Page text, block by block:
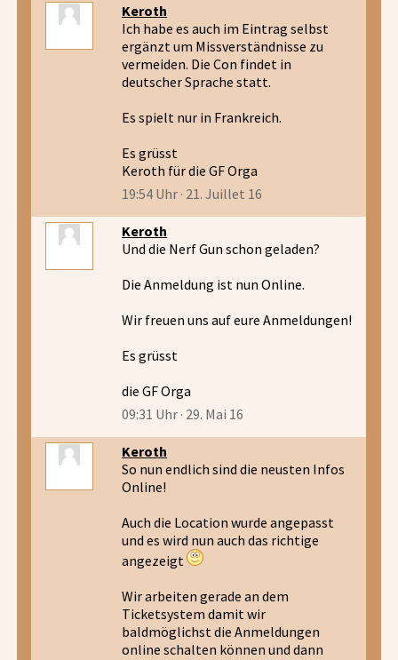
Keroth
Ich habe es auch im Eintrag selbst
ergänzt um Missverständnisse zu
vermeiden. Die Con findet in
deutscher Sprache statt.
Es spielt nur in Frankreich.
Es grüsst
Keroth für die GF Orga
19:54 Uhr · 21. Juillet 16
Keroth
Und die Nerf Gun schon geladen?
Die Anmeldung ist nun Online.
Wir freuen uns auf eure Anmeldungen!
Es grüsst
die GF Orga
09:31 Uhr · 29. Mai 16
Keroth
So nun endlich sind die neusten Infos
Online!
Auch die Location wurde angepasst
und es wird nun auch das richtige
angezeigt
Wir arbeiten gerade an dem
Ticketsystem damit wir
baldmöglichst die Anmeldungen
online schalten können und dann